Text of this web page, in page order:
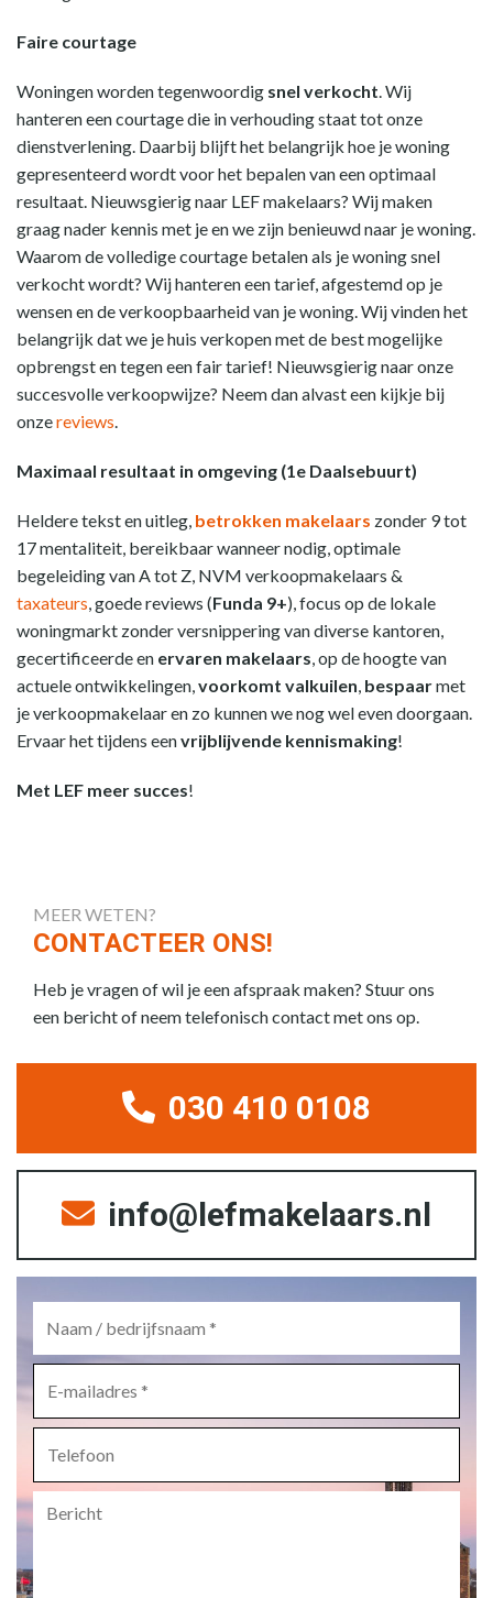
Faire courtage
Woningen worden tegenwoordig snel verkocht. Wij
hanteren een courtage die in verhouding staat tot onze
dienstverlening. Daarbij blijft het belangrijk hoe je woning
gepresenteerd wordt voor het bepalen van een optimaal
resultaat. Nieuwsgierig naar LEF makelaars? Wij maken
graag nader kennis met je en we zijn benieuwd naar je woning.
Waarom de volledige courtage betalen als je woning snel
verkocht wordt? Wij hanteren een tarief, afgestemd op je
wensen en de verkoopbaarheid van je woning. Wij vinden het
belangrijk dat we je huis verkopen met de best mogelijke
opbrengst en tegen een fair tarief! Nieuwsgierig naar onze
succesvolle verkoopwijze? Neem dan alvast een kijkje bij
onzereviews.
Maximaal resultaat in omgeving (1e Daalsebuurt)
Heldere tekst en uitleg, betrokken makelaars zonder 9 tot
17 mentaliteit, bereikbaar wanneer nodig, optimale
begeleiding van A tot Z, NVM verkoopmakelaars &
taxateurs, goede reviews (Funda 9+), focus op de lokale
woningmarkt zonder versnippering van diverse kantoren,
gecertificeerde en ervaren makelaars, op de hoogte van
actuele ontwikkelingen,voorkomt valkuilen, bespaarmet
je verkoopmakelaar en zo kunnen we nog wel even doorgaan.
Ervaar het tijdens eenvrijblijvende kennismaking!
Met LEF meer succes!
MEER WETEN?
CONTACTEER ONS!
Heb je vragen of wil je een afspraak maken? Stuur ons
een bericht of neem telefonisch contact met ons op.
030 410 0108
info@lefmakelaars.nl
mailadres *